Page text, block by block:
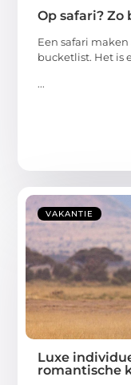
Op safari? Zo
Een safari
bucketlist. Het is
...
VAKANTIE
Luxe
romantische